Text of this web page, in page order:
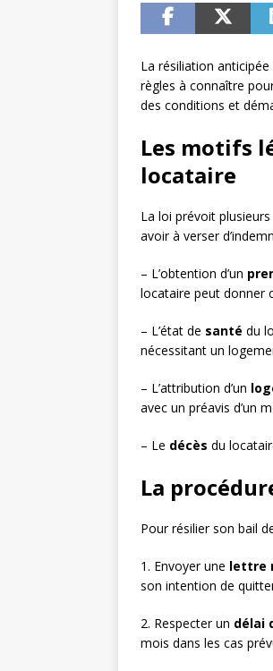
La résiliation
règles à connaître
des conditions et
Les motifs
locataire
La loi prévoit
avoir à verser
– L’obtention d’un
locataire peut donner
– L’état de santé du
nécessitant un
– L’attribution d’un
avec un préavis d’un
– Le décès du
La
Pour résilier son bail
1. Envoyer une lettre
son intention de
2. Respecter un délai
mois dans les cas